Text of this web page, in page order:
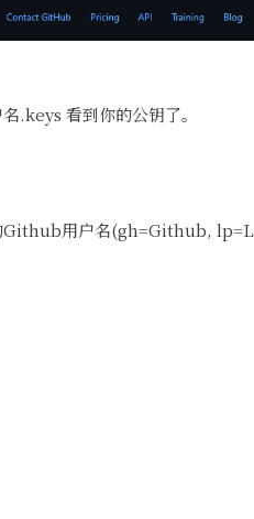
看到你的公钥了。
Github用户名(gh=Github,